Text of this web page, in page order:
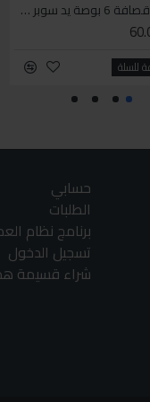
انكو قصافة 6 بوصة يد سوبر وان
للسلة
حسابي
الطلبات
برنامج نظام
تسجيل الدخول
شراء قسيمة